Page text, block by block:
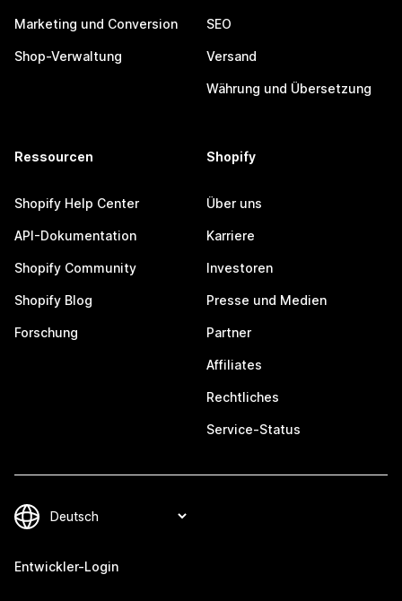
Marketing und Conversion
Shop-Verwaltung
SEO
Versand
Währung und Übersetzung
Ressourcen
Shopify Help Center
API-Dokumentation
Shopify Community
Shopify Blog
Forschung
Shopify
Über uns
Karriere
Investoren
Presse und Medien
Partner
Affiliates
Rechtliches
Service-Status
Entwickler-Login